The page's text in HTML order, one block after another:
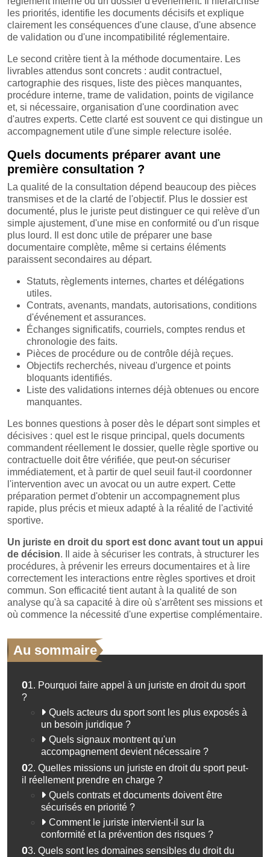
les priorités, identifie les documents décisifs et explique
clairement les conséquences d'une clause, d'une absence
de validation ou d'une incompatibilité réglementaire.
Le second critère tient à la méthode documentaire. Les
livrables attendus sont concrets : audit contractuel,
cartographie des risques, liste des pièces manquantes,
procédure interne, trame de validation, points de vigilance
et, si nécessaire, organisation d'une coordination avec
d'autres experts. Cette clarté est souvent ce qui distingue un
accompagnement utile d'une simple relecture isolée.
Quels documents préparer avant une
première consultation ?
La qualité de la consultation dépend beaucoup des pièces
transmises et de la clarté de l'objectif. Plus le dossier est
documenté, plus le juriste peut distinguer ce qui relève d'un
simple ajustement, d'une mise en conformité ou d'un risque
plus lourd. Il est donc utile de préparer une base
documentaire complète, même si certains éléments
paraissent secondaires au départ.
Statuts, règlements internes, chartes et délégations
utiles.
Contrats, avenants, mandats, autorisations, conditions
d'événement et assurances.
Échanges significatifs, courriels, comptes rendus et
chronologie des faits.
Pièces de procédure ou de contrôle déjà reçues.
Objectifs recherchés, niveau d'urgence et points
bloquants identifiés.
Liste des validations internes déjà obtenues ou encore
manquantes.
Les bonnes questions à poser dès le départ sont simples et
décisives : quel est le risque principal, quels documents
commandent réellement le dossier, quelle règle sportive ou
contractuelle doit être vérifiée, que peut-on sécuriser
immédiatement, et à partir de quel seuil faut-il coordonner
l'intervention avec un avocat ou un autre expert. Cette
préparation permet d'obtenir un accompagnement plus
rapide, plus précis et mieux adapté à la réalité de l'activité
sportive.
Un juriste en droit du sport est donc avant tout un appui
de décision. Il aide à sécuriser les contrats, à structurer les
procédures, à prévenir les erreurs documentaires et à lire
correctement les interactions entre règles sportives et droit
commun. Son efficacité tient autant à la qualité de son
analyse qu'à sa capacité à dire où s'arrêtent ses missions et
où commence la nécessité d'une expertise complémentaire.
Au sommaire
01. Pourquoi faire appel à un juriste en droit du sport
?
Quels acteurs du sport sont les plus exposés à
un besoin juridique ?
Quels signaux montrent qu'un
accompagnement devient nécessaire ?
02. Quelles missions un juriste en droit du sport peut-
il réellement prendre en charge ?
Quels contrats et documents doivent être
sécurisés en priorité ?
Comment le juriste intervient-il sur la
conformité et la prévention des risques ?
03. Quels sont les domaines sensibles du droit du